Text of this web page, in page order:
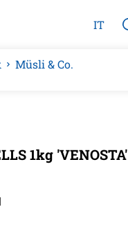
IT
Müsli & Co.
1kg 'VENOSTA'